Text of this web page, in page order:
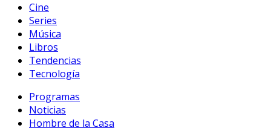
Cine
Series
Música
Libros
Tendencias
Tecnología
Programas
Noticias
Hombre de la Casa